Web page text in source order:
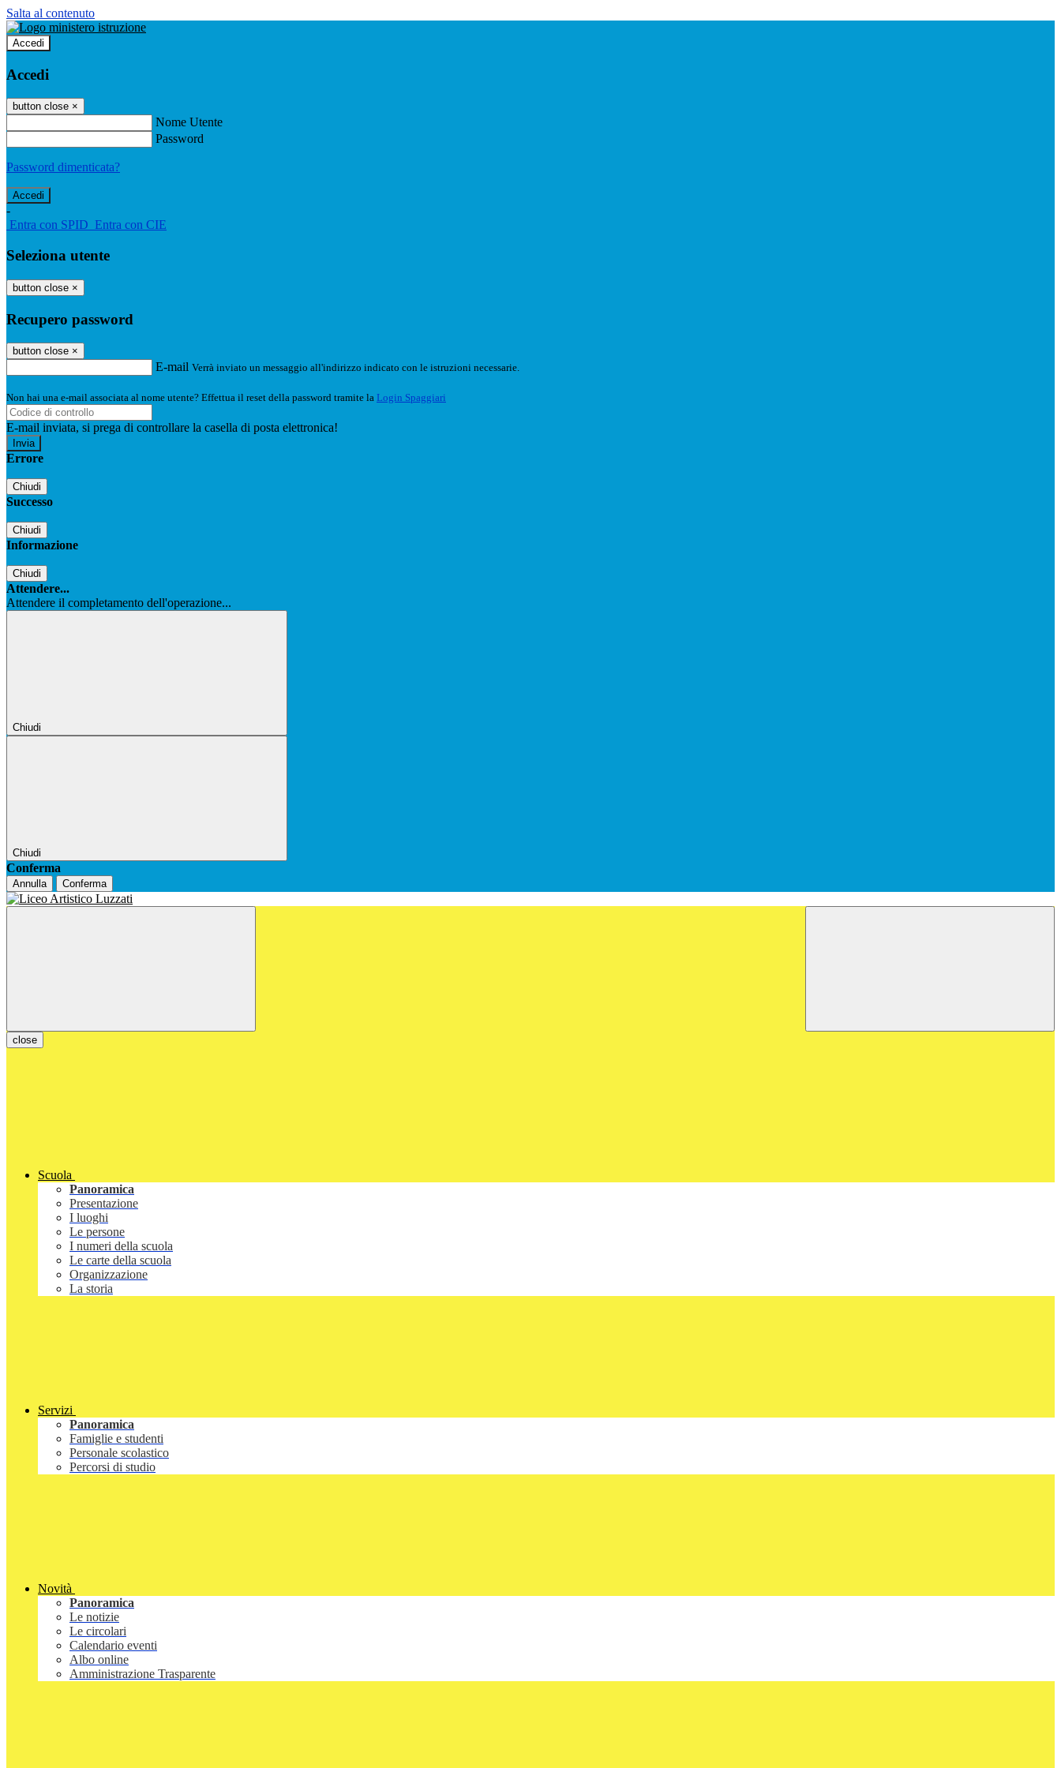
Salta al contenuto
Accedi
Accedi
button close ×
Nome Utente
Password
Password dimenticata?
-
Entra con SPID Entra con CIE
Seleziona utente
button close ×
Recupero password
button close ×
E-mail Verrà inviato un messaggio all'indirizzo indicato con le istruzioni necessarie.
Non hai una e-mail associata al nome utente? Effettua il reset della password tramite la Login Spaggiari
E-mail inviata, si prega di controllare la casella di posta elettronica!
Errore
Chiudi
Successo
Chiudi
Informazione
Chiudi
Attendere...
Attendere il completamento dell'operazione...
Chiudi
Chiudi
Conferma
Annulla Conferma
close
Scuola
Panoramica
Presentazione
I luoghi
Le persone
I numeri della scuola
Le carte della scuola
Organizzazione
La storia
Servizi
Panoramica
Famiglie e studenti
Personale scolastico
Percorsi di studio
Novità
Panoramica
Le notizie
Le circolari
Calendario eventi
Albo online
Amministrazione Trasparente